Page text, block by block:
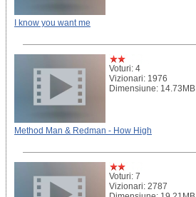
I know you want me
Voturi: 4
Vizionari: 1976
Dimensiune: 14.73MB
Method Man & Redman - How High
Voturi: 7
Vizionari: 2787